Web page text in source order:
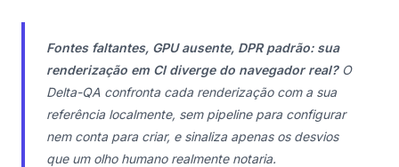
Fontes faltantes, GPU ausente, DPR padrão: sua
renderização em CI diverge do navegador real?O
Delta-QA confronta cada renderização com a sua
referência localmente, sem pipeline para configurar
nem conta para criar, e sinaliza apenas os desvios
que um olho humano realmente notaria.